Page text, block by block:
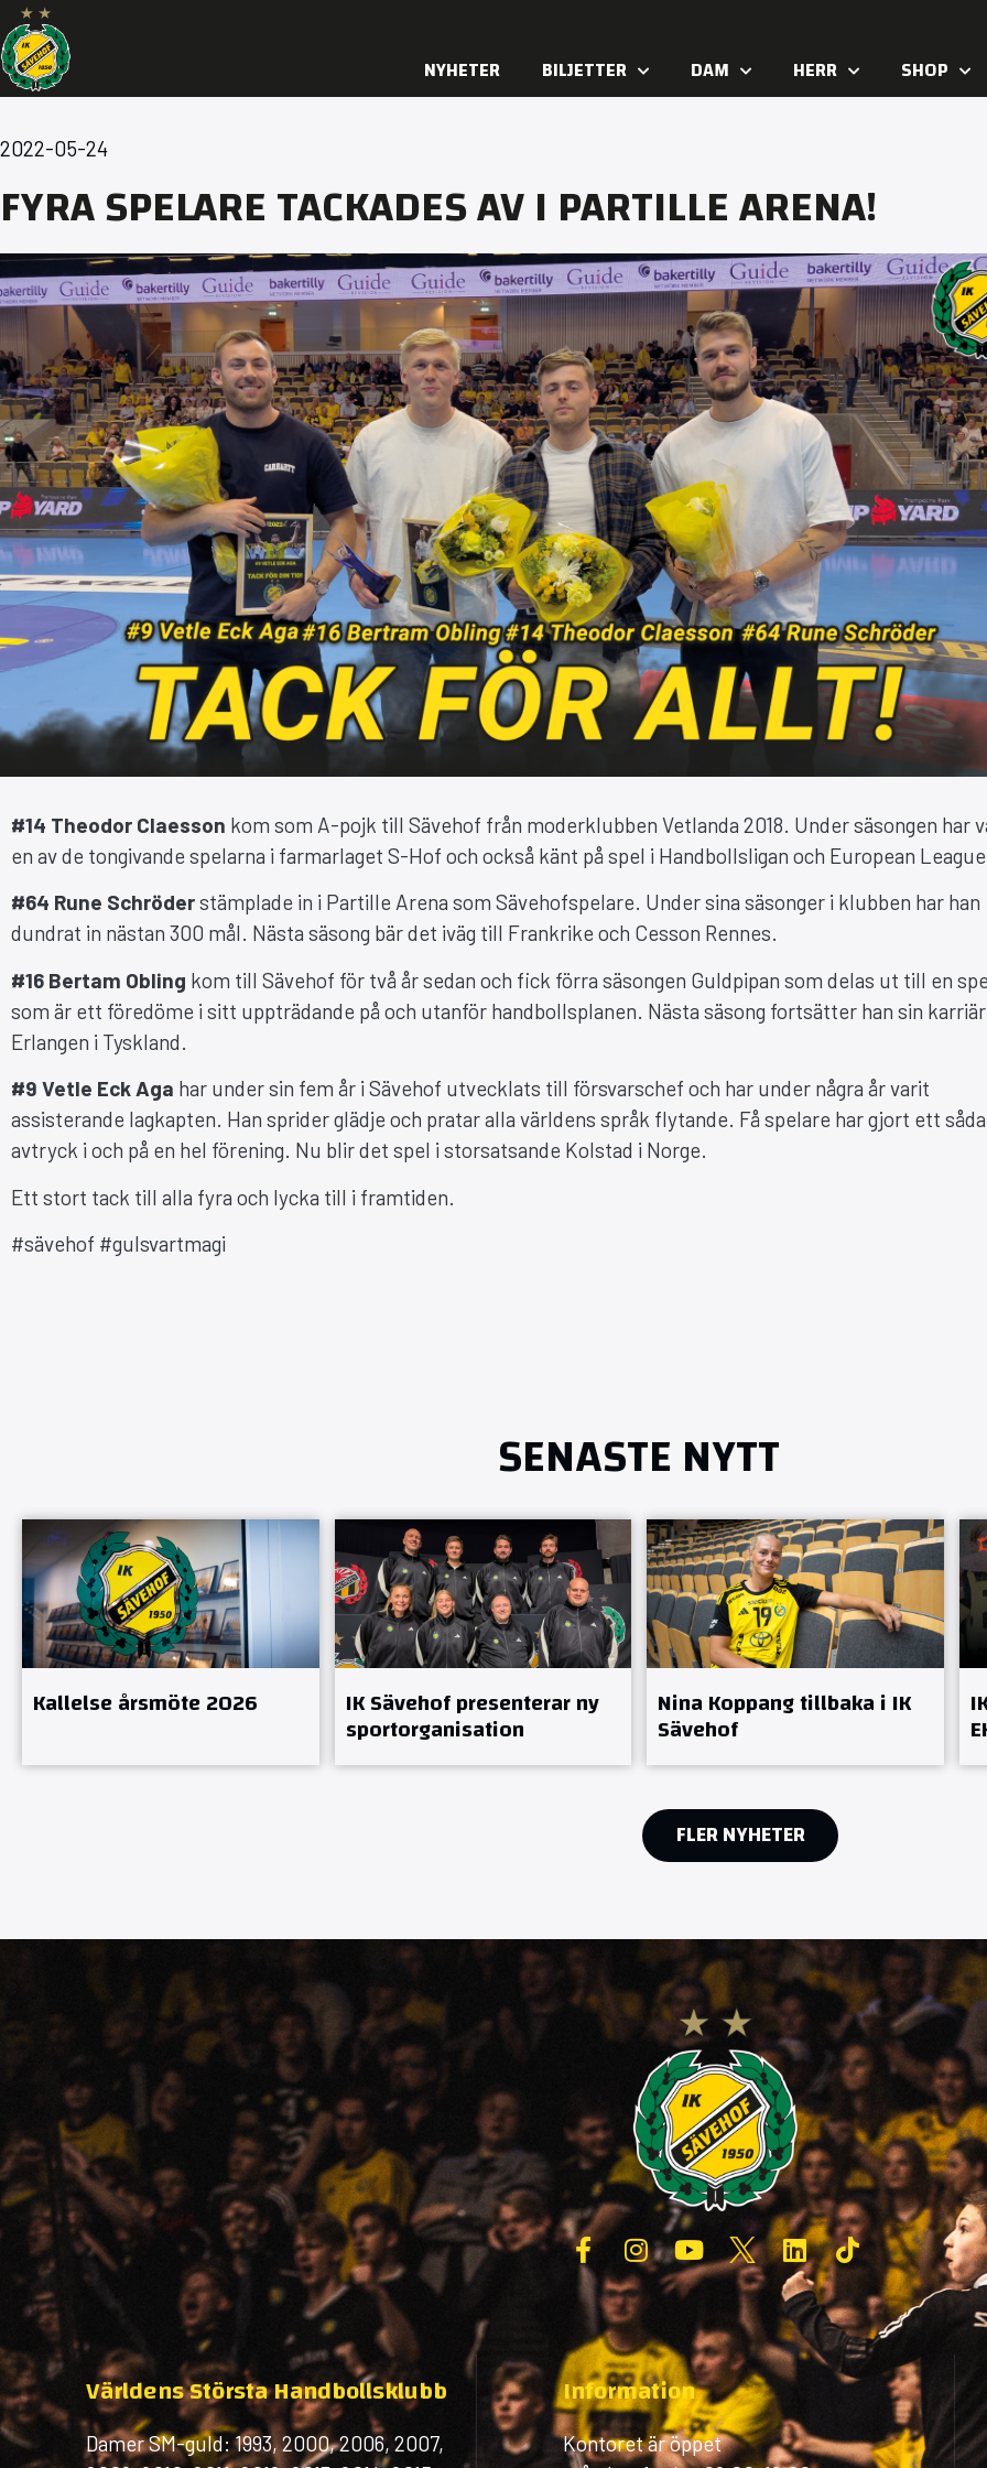
NYHETER BILJETTER DAM HERR SHOP
2022-05-24
FYRA SPELARE TACKADES AV I PARTILLE ARENA!
#14 Theodor Claesson kom som A-pojk till Sävehof från moderklubben Vetlanda 2018. Under säsongen har
en av de tongivande spelarna i farmarlaget S-Hof och också känt på spel i Handbollsligan och European League
#64 Rune Schröderstämplade in i Partille Arena som Sävehofspelare. Under sina säsonger i klubben har han
dundrat in nästan 300 mål. Nästa säsong bär det iväg till Frankrike och Cesson Rennes.
#16 Bertam Obling kom till Sävehof för två år sedan och fick förra säsongen Guldpipan som delas ut till en
som är ett föredöme i sitt uppträdande på och utanför handbollsplanen. Nästa säsong fortsätter han sin
Erlangen i Tyskland.
#9 Vetle Eck Aga har under sin fem år i Sävehof utvecklats till försvarschef och har under några år varit
assisterande lagkapten. Han sprider glädje och pratar alla världens språk flytande. Få spelare har gjort ett
avtryck i och på en hel förening. Nu blir det spel i storsatsande Kolstad i Norge.
Ett stort tack till alla fyra och lycka till i framtiden.
#sävehof #gulsvartmagi
SENASTE NYTT
Kallelse årsmöte 2026 IK Sävehof presenterar ny
sportorganisation
Nina Koppang tillbaka i IK
Sävehof
FLER NYHETER
Världens Största Handbollsklubb
Damer SM-guld: 1993, 2000, 2006, 2007,
Information
Kontoret är öppet